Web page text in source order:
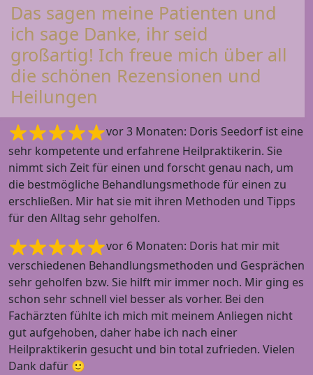
Das sagen meine Patienten und
ich sage Danke, ihr seid
großartig! Ich freue mich über all
die schönen Rezensionen und
Heilungen
vor 3 Monaten: Doris Seedorf ist eine
sehr kompetente und erfahrene Heilpraktikerin. Sie
nimmt sich Zeit für einen und forscht genau nach, um
die bestmögliche Behandlungsmethode für einen zu
erschließen. Mir hat sie mit ihren Methoden und Tipps
für den Alltag sehr geholfen.
vor 6 Monaten: Doris hat mir mit
verschiedenen Behandlungsmethoden und Gesprächen
sehr geholfen bzw. Sie hilft mir immer noch. Mir ging es
schon sehr schnell viel besser als vorher. Bei den
Fachärzten fühlte ich mich mit meinem Anliegen nicht
gut aufgehoben, daher habe ich nach einer
Heilpraktikerin gesucht und bin total zufrieden. Vielen
Dank dafür 🙂